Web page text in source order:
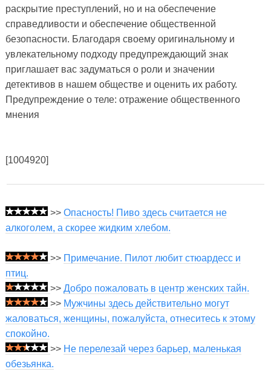
раскрытие преступлений, но и на обеспечение
справедливости и обеспечение общественной
безопасности. Благодаря своему оригинальному и
увлекательному подходу предупреждающий знак
приглашает вас задуматься о роли и значении
детективов в нашем обществе и оценить их работу.
Предупреждение о теле: отражение общественного
мнения
[1004920]
>> Опасность! Пиво здесь считается не
алкоголем, а скорее жидким хлебом.
>> Примечание. Пилот любит стюардесс и
птиц.
>> Добро пожаловать в центр женских тайн.
>> Мужчины здесь действительно могут
жаловаться, женщины, пожалуйста, отнеситесь к этому
спокойно.
>> Не перелезай через барьер, маленькая
обезьянка.